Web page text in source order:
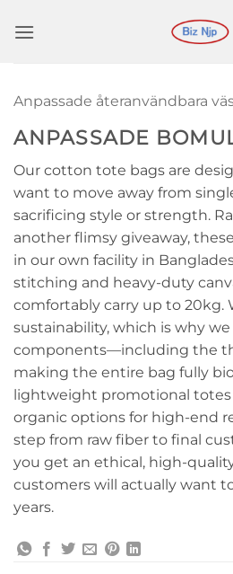
till
Anpassade återanvändbara
ANPASSADE
Our cotton tote bags are
want to move away from
sacrificing style or strength.
another flimsy giveaway,
in our own facility in
stitching and heavy-duty
comfortably carry up to 20kg.
sustainability, which is why we
components—including the
making the entire bag fully
lightweight promotional totes
organic options for high-end
step from raw fiber to final
you get an ethical, high-
customers will actually want
years.